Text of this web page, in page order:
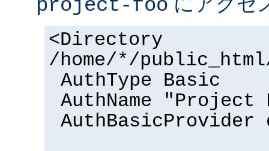
project-foo
<Directory
/home/*/
AuthType Basic
AuthName
AuthBasicProvider